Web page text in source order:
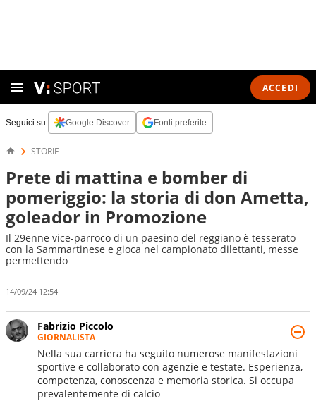
ACCEDI
Seguici su: Google Discover Fonti preferite
STORIE
Prete di mattina e bomber di
pomeriggio: la storia di don Ametta,
goleador in Promozione
Il 29enne vice-parroco di un paesino del reggiano è tesserato
con la Sammartinese e gioca nel campionato dilettanti, messe
permettendo
14/09/24 12:54
Fabrizio Piccolo
GIORNALISTA
Nella sua carriera ha seguito numerose manifestazioni
sportive e collaborato con agenzie e testate. Esperienza,
competenza, conoscenza e memoria storica. Si occupa
prevalentemente di calcio